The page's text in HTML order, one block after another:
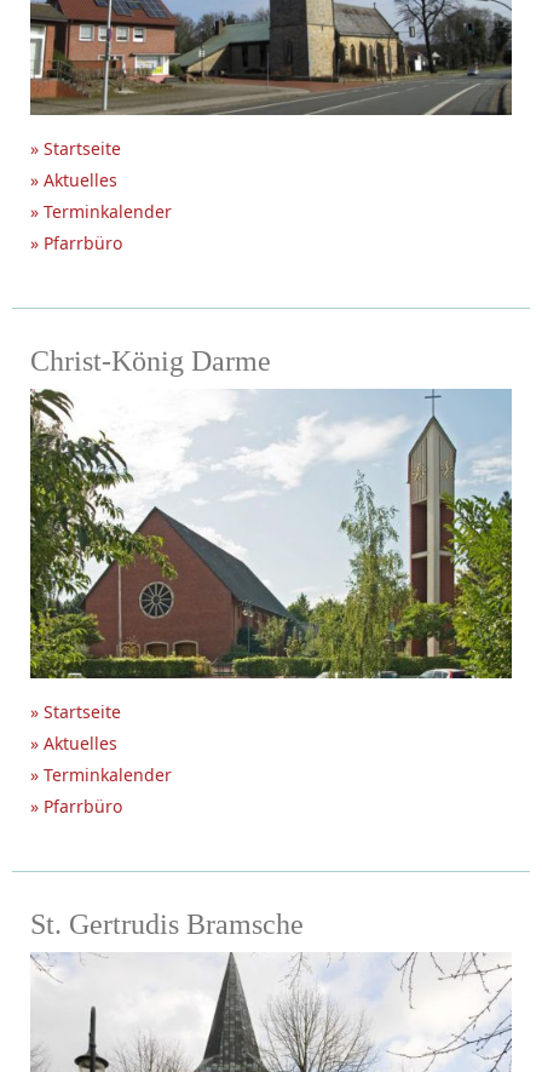
» Startseite
» Aktuelles
» Terminkalender
» Pfarrbüro
Christ-König Darme
» Startseite
» Aktuelles
» Terminkalender
» Pfarrbüro
St. Gertrudis Bramsche